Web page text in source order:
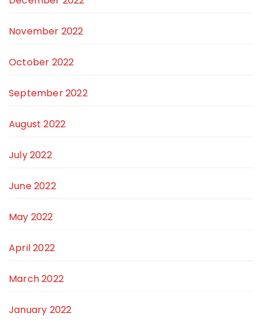
November 2022
October 2022
September 2022
August 2022
July 2022
June 2022
May 2022
April 2022
March 2022
January 2022